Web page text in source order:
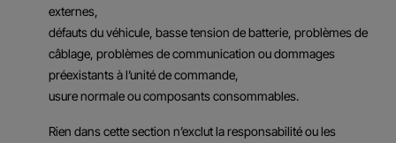
externes,
défauts du véhicule, basse tension de batterie, problèmes de
câblage, problèmes de communication ou dommages
préexistants à l’unité de commande,
usure normale ou composants consommables.
Rien dans cette section n’exclut la responsabilité ou les